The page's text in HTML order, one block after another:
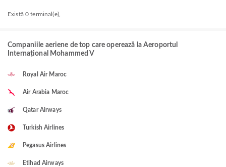
Există 0 terminal(e),
Companiile aeriene de top care operează la Aeroportul
Internațional Mohammed V
Royal Air Maroc
Air Arabia Maroc
Qatar Airways
Turkish Airlines
Pegasus Airlines
Etihad Airways